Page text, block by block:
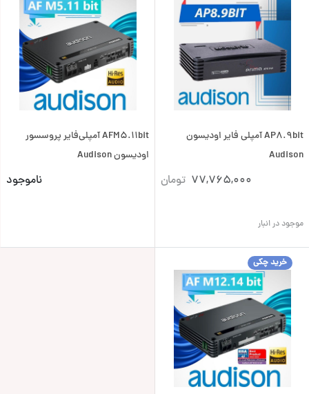
AP8.9bit آمپلی فایر اودیسون
Audison
77,765,000 تومان
موجود در انبار
AFM5.11bit آمپلی‌فایر پروسسور
اودیسون Audison
ناموجود
خرید چکی